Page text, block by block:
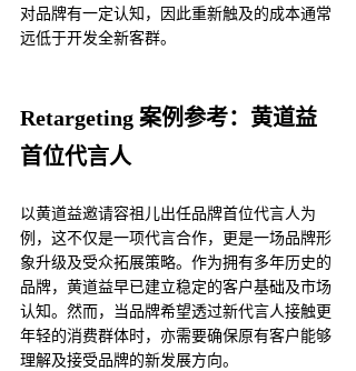
对品牌有一定认知，因此重新触及的成本通常
远低于开发全新客群。
Retargeting 案例参考：黄道益
首位代言人
以黄道益邀请容祖儿出任品牌首位代言人为
例，这不仅是一项代言合作，更是一场品牌形
象升级及受众拓展策略。作为拥有多年历史的
品牌，黄道益早已建立稳定的客户基础及市场
认知。然而，当品牌希望透过新代言人接触更
年轻的消费群体时，亦需要确保原有客户能够
理解及接受品牌的新发展方向。